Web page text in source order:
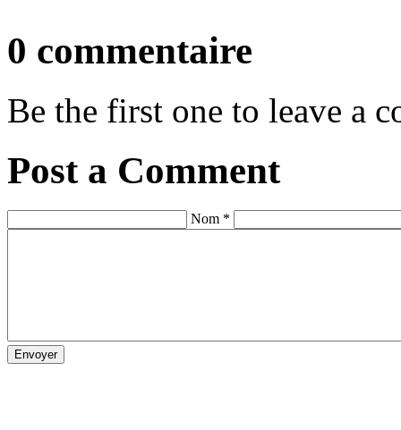
0 commentaire
Be the first one to leave a
Post a Comment
Nom *